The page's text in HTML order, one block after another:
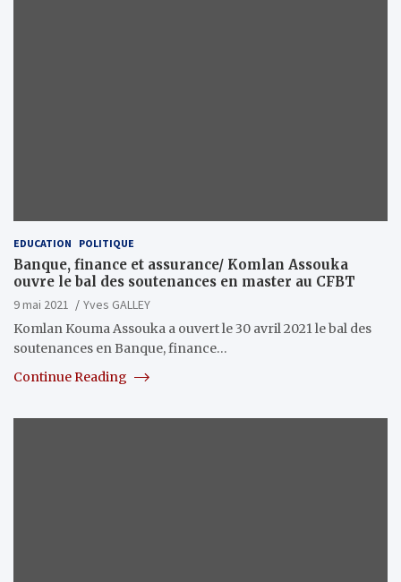
EDUCATION POLITIQUE
Banque, finance et assurance/ Komlan Assouka
ouvre le bal des soutenances en master au CFBT
9 mai 2021
Yves GALLEY
Komlan Kouma Assouka a ouvert le 30 avril 2021 le bal des
soutenances en Banque, finance…
Continue Reading